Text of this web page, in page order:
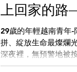
來看，較需注意的地
上回家的
主呼吸的生
29歲的年輕越南青年
拼、綻放生命最燦爛
深夜裡，無預警地被
友情救援、親情牽絆